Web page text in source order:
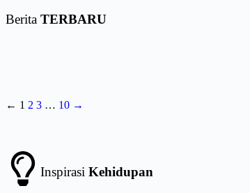
Berita TERBARU
← 1 2 3 … 10 →
Inspirasi Kehidupan